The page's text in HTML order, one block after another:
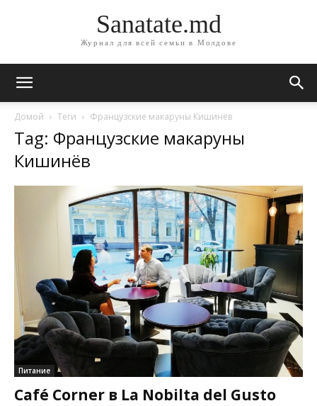
Sanatate.md
Журнал для всей семьи в Молдове
Домой Теги Французские макаруны Кишинёв
Tag: Французские макаруны
Кишинёв
Питание
Café Corner в La Nobilta del Gusto